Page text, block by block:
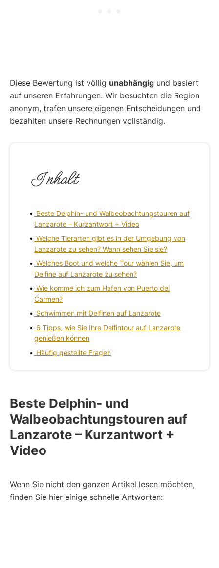
Diese Bewertung ist völlig unabhängig und basiert
auf unseren Erfahrungen. Wir besuchten die Region
anonym, trafen unsere eigenen Entscheidungen und
bezahlten unsere Rechnungen vollständig.
Inhalt
Beste Delphin- und Walbeobachtungstouren auf
Lanzarote – Kurzantwort + Video
Welche Tierarten gibt es in der Umgebung von
Lanzarote zu sehen? Wann sehen Sie sie?
Welches Boot und welche Tour wählen Sie, um
Delfine auf Lanzarote zu sehen?
Wie komme ich zum Hafen von Puerto del
Carmen?
Schwimmen mit Delfinen auf Lanzarote
6 Tipps, wie Sie Ihre Delfintour auf Lanzarote
genießen können
Häufig gestellte Fragen
Beste Delphin- und
Walbeobachtungstouren auf
Lanzarote – Kurzantwort +
Video
Wenn Sie nicht den ganzen Artikel lesen möchten,
finden Sie hier einige schnelle Antworten: